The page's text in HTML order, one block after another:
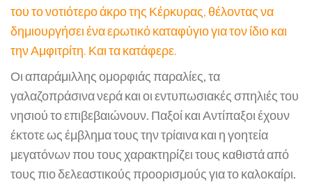
του το νοτιότερο άκρο της Κέρκυρας, θέλοντας να
δημιουργήσει ένα ερωτικό καταφύγιο για τον ίδιο και
την Αμφιτρίτη. Και τα κατάφερε.
Οι απαράμιλλης ομορφιάς παραλίες, τα
γαλαζοπράσινα νερά και οι εντυπωσιακές σπηλιές του
νησιού το επιβεβαιώνουν. Παξοί και Αντίπαξοι έχουν
έκτοτε ως έμβλημα τους την τρίαινα και η γοητεία
μεγατόνων που τους χαρακτηρίζει τους καθιστά από
τους πιο δελεαστικούς προορισμούς για το καλοκαίρι.